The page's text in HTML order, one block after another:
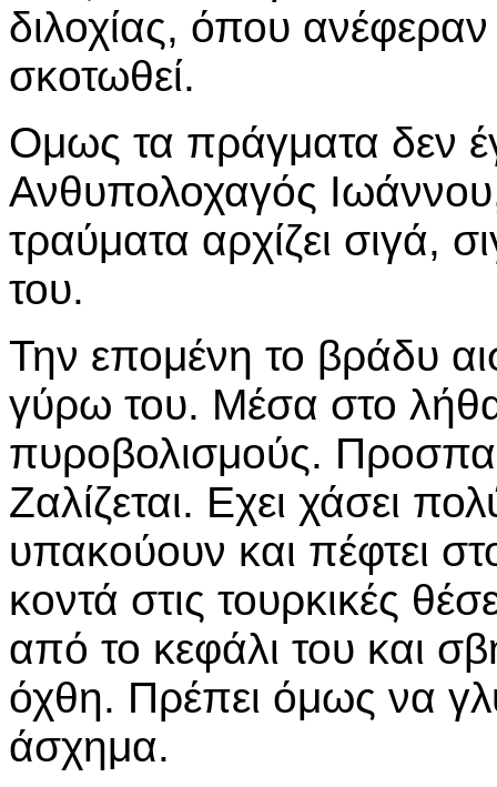
διλοχίας, όπου
σκοτωθεί.
Ομως τα πράγματα δεν
Ανθυπολοχαγός
τραύματα αρχίζει σιγά,
του.
Την επομένη το βράδυ
γύρω του. Μέσα στο
πυροβολισμούς.
Ζαλίζεται. Εχει χάσει
υπακούουν και πέφτει
κοντά στις τουρκικές
από το κεφάλι του και
όχθη. Πρέπει όμως να
άσχημα.